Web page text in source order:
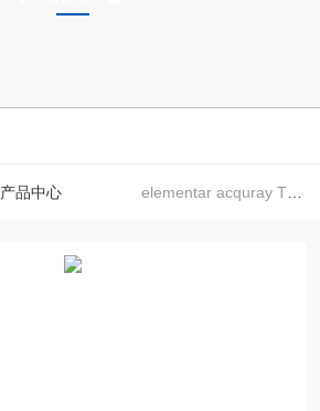
产品中心 elementar acquray TOC 总有机碳分析仪